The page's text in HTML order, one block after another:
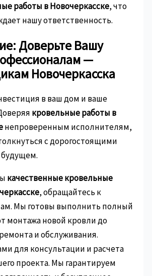
работы в Новочеркасске, что
нашу ответственность.
Доверьте Вашу
—
Новочеркасска
в ваш дом и ваше
кровельные работы в
непроверенным исполнителям,
с дорогостоящими
качественные кровельные
, обращайтесь к
Мы готовы выполнить полный
монтажа новой кровли до
и обслуживания.
для консультации и расчета
проекта. Мы гарантируем